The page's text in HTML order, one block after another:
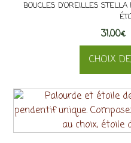
BOUCLES D’OREILLES
31,00€
CHOIX